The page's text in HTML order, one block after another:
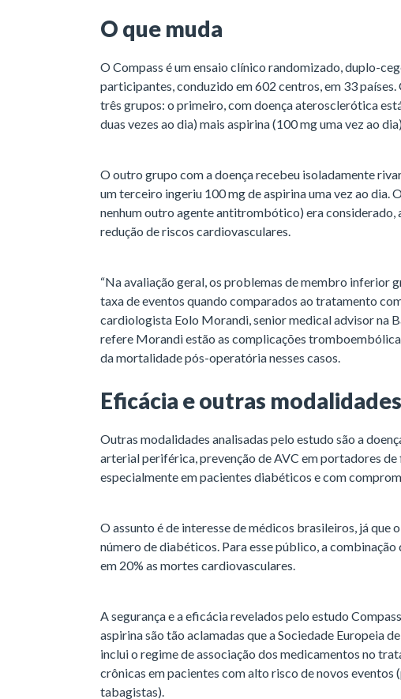
O que muda
O Compass é um ensaio clínico randomizado, duplo-
participantes, conduzido em 602 centros, em 33
três grupos: o primeiro, com doença aterosclerótica
duas vezes ao dia) mais aspirina (100 mg uma vez ao
O outro grupo com a doença recebeu isoladamente
um terceiro ingeriu 100 mg de aspirina uma vez ao dia.
nenhum outro agente antitrombótico) era considerado,
redução de riscos cardiovasculares.
“Na avaliação geral, os problemas de membro inferior
taxa de eventos quando comparados ao tratamento
cardiologista Eolo Morandi, senior medical advisor na
refere Morandi estão as complicações
da mortalidade pós-operatória nesses casos.
Eficácia e outras modalidades
Outras modalidades analisadas pelo estudo são a
arterial periférica, prevenção de AVC em portadores
especialmente em pacientes diabéticos e com
O assunto é de interesse de médicos brasileiros, já que
número de diabéticos. Para esse público, a
em 20% as mortes cardiovasculares.
A segurança e a eficácia revelados pelo estudo
aspirina são tão aclamadas que a Sociedade Europeia
inclui o regime de associação dos medicamentos no
crônicas em pacientes com alto risco de novos
tabagistas).